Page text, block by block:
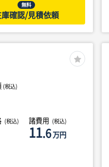
無料
確認/見積依頼
(税込)
(税込) 諸費用 (税込)
11.6万円